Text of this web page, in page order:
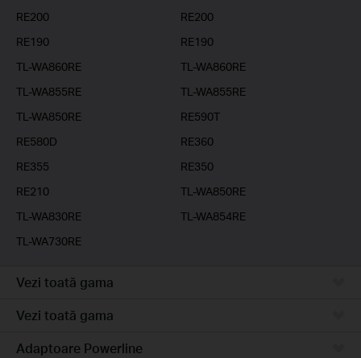
RE200
RE200
RE190
RE190
TL-WA860RE
TL-WA860RE
TL-WA855RE
TL-WA855RE
TL-WA850RE
RE590T
RE580D
RE360
RE355
RE350
RE210
TL-WA850RE
TL-WA830RE
TL-WA854RE
TL-WA730RE
Vezi toată gama
Vezi toată gama
Adaptoare Powerline